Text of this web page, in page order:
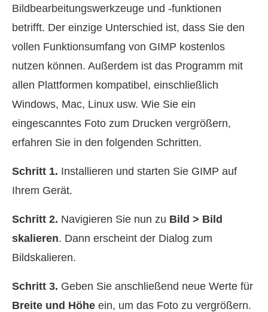
Bildbearbeitungswerkzeuge und -funktionen
betrifft. Der einzige Unterschied ist, dass Sie den
vollen Funktionsumfang von GIMP kostenlos
nutzen können. Außerdem ist das Programm mit
allen Plattformen kompatibel, einschließlich
Windows, Mac, Linux usw. Wie Sie ein
eingescanntes Foto zum Drucken vergrößern,
erfahren Sie in den folgenden Schritten.
Schritt 1. Installieren und starten Sie GIMP auf
Ihrem Gerät.
Schritt 2. Navigieren Sie nun zu Bild > Bild
skalieren. Dann erscheint der Dialog zum
Bildskalieren.
Schritt 3. Geben Sie anschließend neue Werte für
Breite und Höhe ein, um das Foto zu vergrößern.